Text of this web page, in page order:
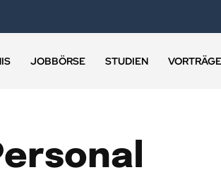
JOBBÖRSE STUDIEN VORTRÄGE